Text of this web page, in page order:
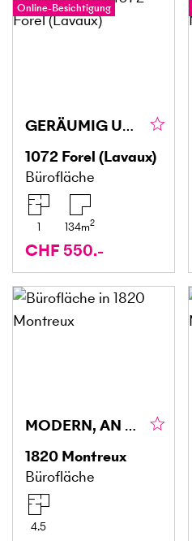
Online-Besichtigung
GERÄUMIG UND IDEAL GELEGEN
1072 Forel (Lavaux)
Bürofläche
1 134m2
CHF 550.-
MODERN, AN ZENTRALER LAGE
1820 Montreux
Bürofläche
4.5